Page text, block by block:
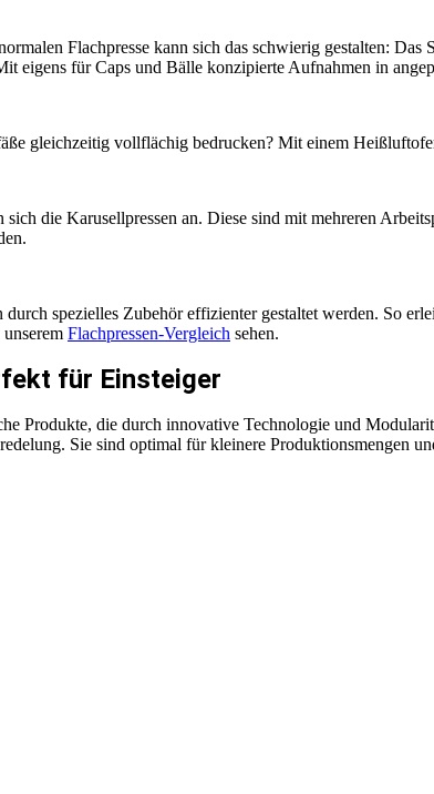
Flachpresse kann sich das schwierig gestalten:
eigens für Caps und Bälle konzipierte Aufnahmen in
gleichzeitig vollflächig bedrucken? Mit einem
die Karusellpressen an. Diese sind mit mehreren
durch spezielles Zubehör effizienter gestaltet werden. So
Flachpressen-Vergleich sehen.
für Einsteiger
Produkte, die durch innovative Technologie und
Sie sind optimal für kleinere Produktionsmengen